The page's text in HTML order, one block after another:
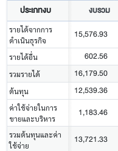
ประเภทงบ งบรวม
รายได้จากการ
ดำเนินธุรกิจ
15,576.93
รายได้อื่น 602.56
รวมรายได้ 16,179.50
ต้นทุน 12,539.36
ค่าใช้จ่ายในการ
ขายและบริหาร
1,183.46
รวมต้นทุนและค่า
ใช้จ่าย
13,721.33